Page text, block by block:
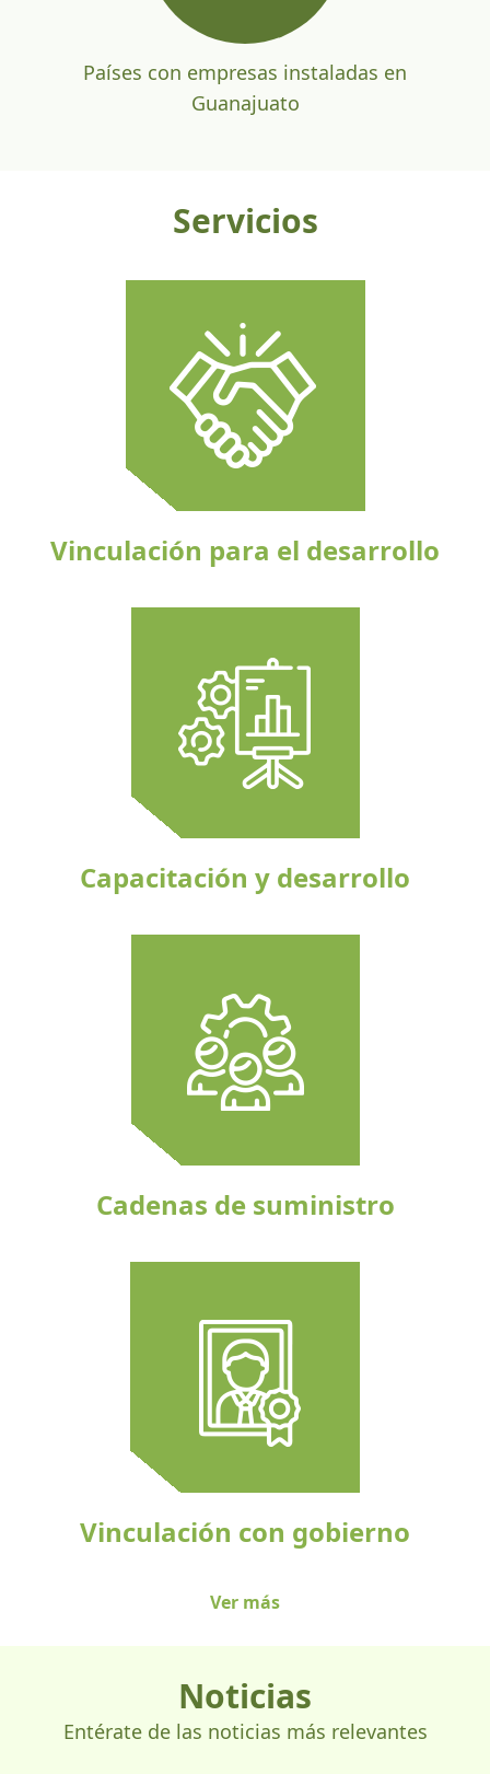
Países con empresas instaladas en
Guanajuato
Servicios
Vinculación para el desarrollo
Capacitación y desarrollo
Cadenas de suministro
Vinculación con gobierno
Ver más
Noticias
Entérate de las noticias más relevantes